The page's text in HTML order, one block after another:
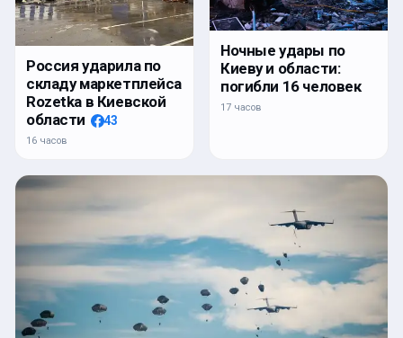
Россия ударила по
складу маркетплейса
Rozetka в Киевской
области
43
16 часов
Ночные удары по
Киеву и области:
погибли 16 человек
17 часов